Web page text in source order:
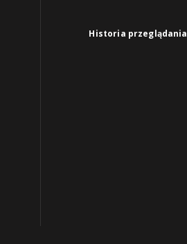
Historia przeglądania